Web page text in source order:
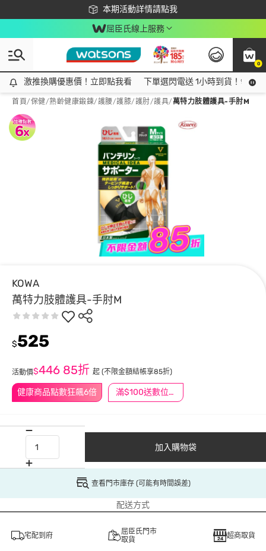
本期活動詳情請點我
下載app最高回饋$350
屈臣氏線上服務
0
激推換購優惠價！立即點我看
激推換購優惠價！立即點我看 下單選閃電送 1小時到貨！領神
首頁/保健/熟齡健康鍛鍊/護腰/護膝/護肘/護具/萬特力肢體護具-手肘M
KOWA
萬特力肢體護具-手肘M
健康商品點數狂飆6倍 滿$100送數位印花
$525
活動價$446 85折 起 (不限金額結帳享85折)
加入購物袋
查看門市庫存 (可能有時間誤差)
配送方式
宅配到府
屈臣氏門市
取貨
超商取貨